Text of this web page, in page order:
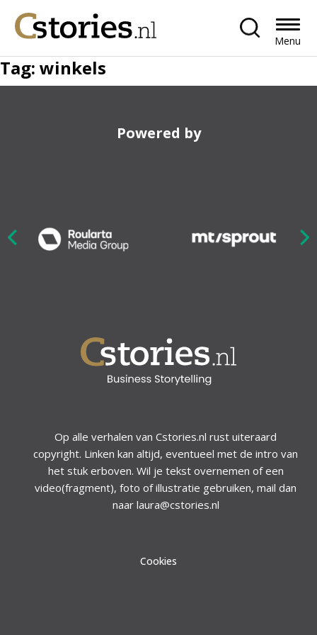
Menu
Tag: winkels
Powered by
Op alle verhalen van Cstories.nl rust uiteraard
copyright. Linken kan altijd, eventueel met de intro van
het stuk erboven. Wil je tekst overnemen of een
video(fragment), foto of illustratie gebruiken, mail dan
naar laura@cstories.nl
Cookies